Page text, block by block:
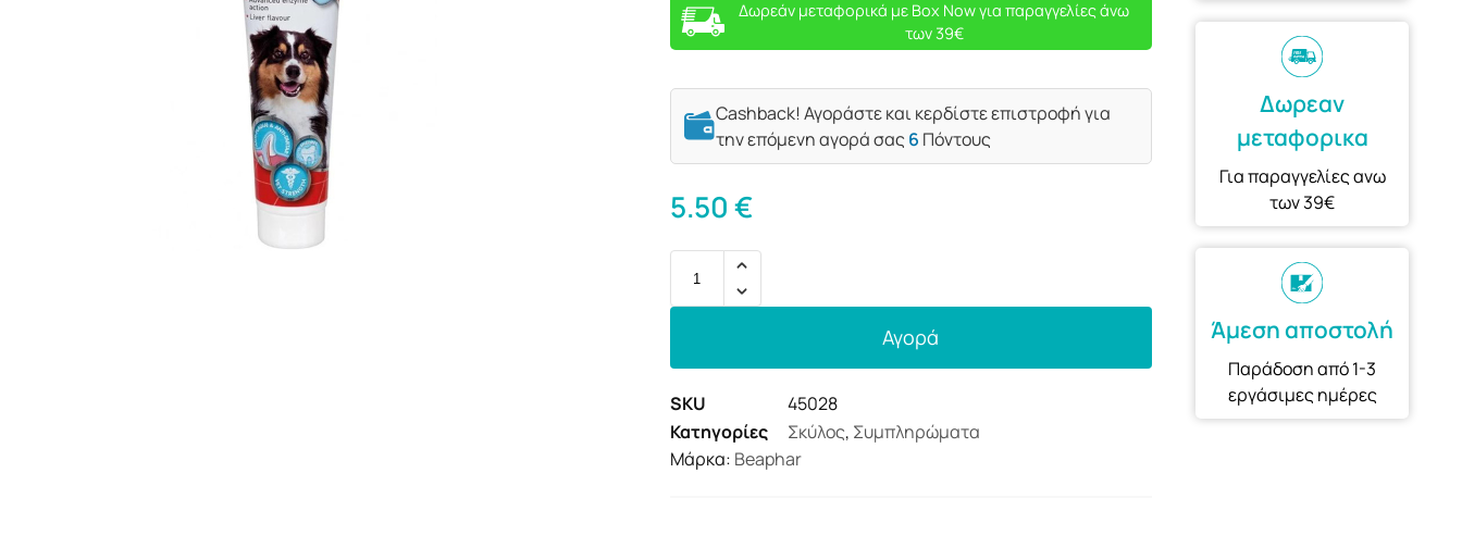
Δωρεάν μεταφορικά με Box Now για παραγγελίες άνω
των 39€
Cashback! Αγοράστε και κερδίστε επιστροφή για
την επόμενη αγορά σας6 Πόντους
5.50€
Αγορά
SKU
45028
Κατηγορίες
Σκύλος, Συμπληρώματα
Μάρκα: Beaphar
Δωρεαν
μεταφορικα
Για παραγγελίες ανω
των 39€
Άμεση αποστολή
Παράδοση από 1-3
εργάσιμες ημέρες